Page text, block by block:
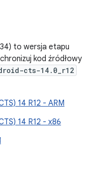
to wersja etapu
kod źródłowy
cts-14.0_r12
14 R12 - ARM
14 R12 - x86